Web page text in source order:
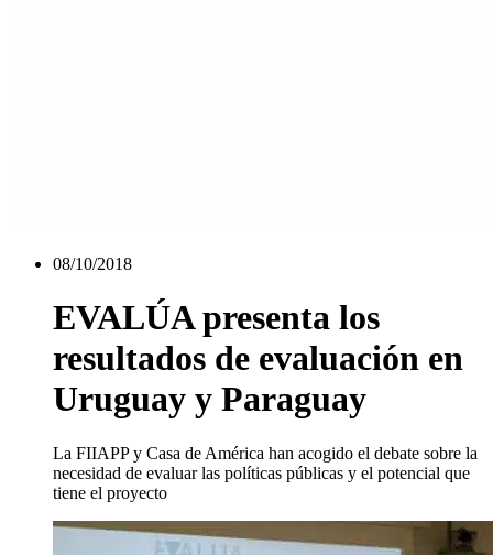
08/10/2018
EVALÚA presenta los
resultados de evaluación en
Uruguay y Paraguay
La FIIAPP y Casa de América han acogido el debate sobre la
necesidad de evaluar las políticas públicas y el potencial que
tiene el proyecto